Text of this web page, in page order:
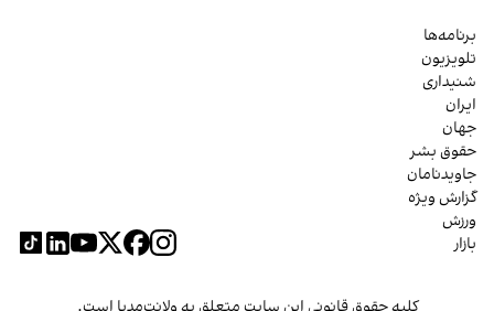
برنامه‌ها
تلویزیون
شنیداری
ایران
جهان
حقوق بشر
جاویدنامان
گزارش ویژه
ورزش
بازار